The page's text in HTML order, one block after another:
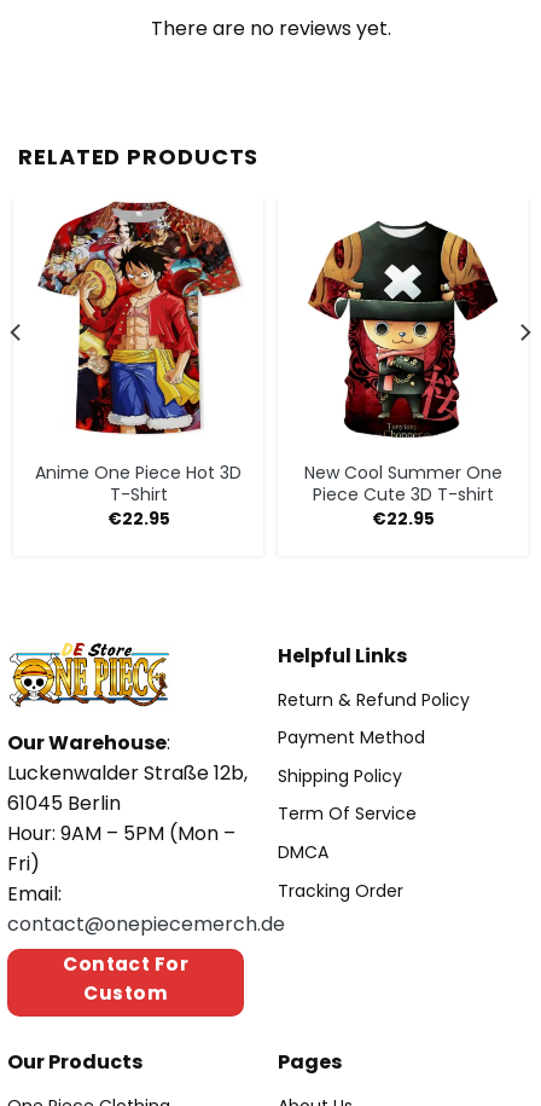
There are no reviews yet.
RELATED PRODUCTS
Anime One Piece Hot 3D
T-Shirt
€22.95
New Cool Summer One
Piece Cute 3D T-shirt
€22.95
Our Warehouse:
Luckenwalder Straße 12b,
61045 Berlin
Hour: 9AM – 5PM (Mon –
Fri)
Email:
contact@onepiecemerch.de
Contact For
Custom
Helpful Links
Return & Refund Policy
Payment Method
Shipping Policy
Term Of Service
DMCA
Tracking Order
Our Products Pages